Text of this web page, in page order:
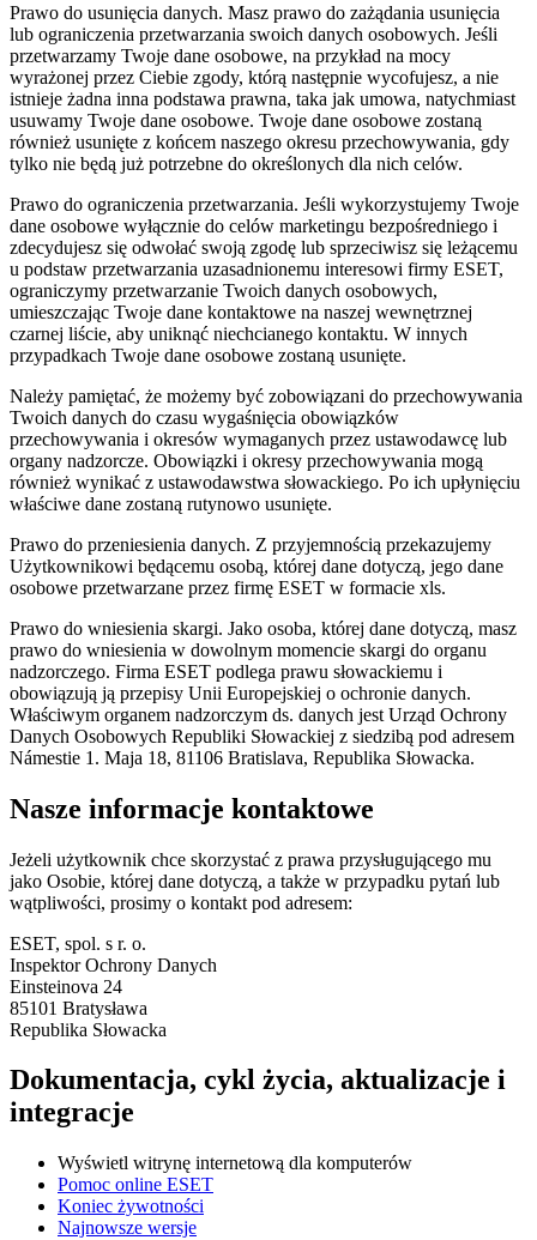
Prawo do usunięcia danych. Masz prawo do zażądania usunięcia
lub ograniczenia przetwarzania swoich danych osobowych. Jeśli
przetwarzamy Twoje dane osobowe, na przykład na mocy
wyrażonej przez Ciebie zgody, którą następnie wycofujesz, a nie
istnieje żadna inna podstawa prawna, taka jak umowa, natychmiast
usuwamy Twoje dane osobowe. Twoje dane osobowe zostaną
również usunięte z końcem naszego okresu przechowywania, gdy
tylko nie będą już potrzebne do określonych dla nich celów.
Prawo do ograniczenia przetwarzania. Jeśli wykorzystujemy Twoje
dane osobowe wyłącznie do celów marketingu bezpośredniego i
zdecydujesz się odwołać swoją zgodę lub sprzeciwisz się leżącemu
u podstaw przetwarzania uzasadnionemu interesowi firmy ESET,
ograniczymy przetwarzanie Twoich danych osobowych,
umieszczając Twoje dane kontaktowe na naszej wewnętrznej
czarnej liście, aby uniknąć niechcianego kontaktu. W innych
przypadkach Twoje dane osobowe zostaną usunięte.
Należy pamiętać, że możemy być zobowiązani do przechowywania
Twoich danych do czasu wygaśnięcia obowiązków
przechowywania i okresów wymaganych przez ustawodawcę lub
organy nadzorcze. Obowiązki i okresy przechowywania mogą
również wynikać z ustawodawstwa słowackiego. Po ich upłynięciu
właściwe dane zostaną rutynowo usunięte.
Prawo do przeniesienia danych. Z przyjemnością przekazujemy
Użytkownikowi będącemu osobą, której dane dotyczą, jego dane
osobowe przetwarzane przez firmę ESET w formacie xls.
Prawo do wniesienia skargi. Jako osoba, której dane dotyczą, masz
prawo do wniesienia w dowolnym momencie skargi do organu
nadzorczego. Firma ESET podlega prawu słowackiemu i
obowiązują ją przepisy Unii Europejskiej o ochronie danych.
Właściwym organem nadzorczym ds. danych jest Urząd Ochrony
Danych Osobowych Republiki Słowackiej z siedzibą pod adresem
Námestie 1. Maja 18, 81106 Bratislava, Republika Słowacka.
Nasze informacje kontaktowe
Jeżeli użytkownik chce skorzystać z prawa przysługującego mu
jako Osobie, której dane dotyczą, a także w przypadku pytań lub
wątpliwości, prosimy o kontakt pod adresem:
ESET, spol. s r. o.
Inspektor Ochrony Danych
Einsteinova 24
85101 Bratysława
Republika Słowacka
Dokumentacja, cykl życia, aktualizacje i
integracje
Wyświetl witrynę internetową dla komputerów
Pomoc online ESET
Koniec żywotności
Najnowsze wersje